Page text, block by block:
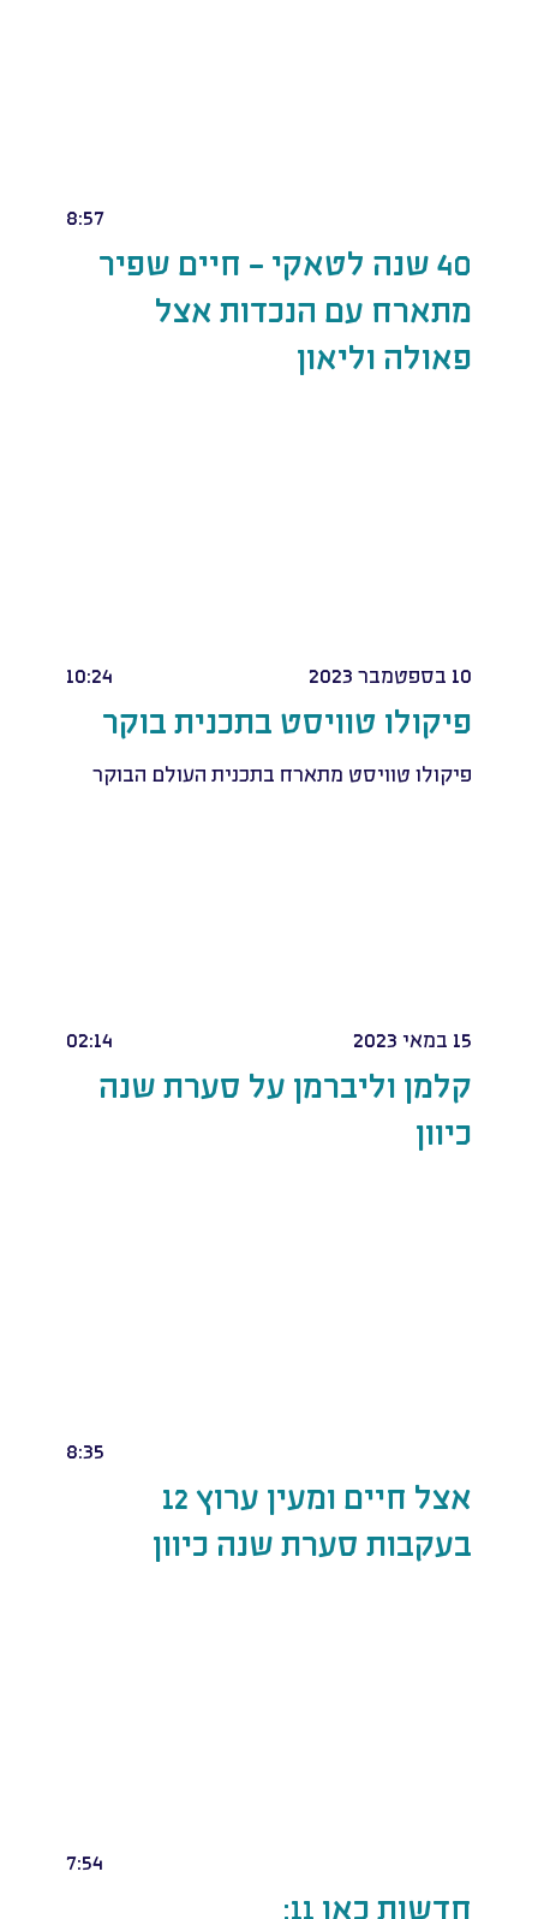
8:57
40 שנה לטאקי - חיים שפיר
מתארח עם הנכדות אצל
פאולה וליאון
10 בספטמבר 2023 10:24
פיקולו טוויסט בתכנית בוקר
פיקולו טוויסט מתארח בתכנית העולם הבוקר
15 במאי 2023 02:14
קלמן וליברמן על סערת שנה
כיוון
8:35
אצל חיים ומעין ערוץ 12
בעקבות סערת שנה כיוון
7:54